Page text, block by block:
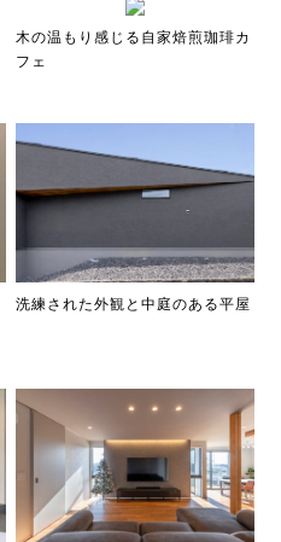
木の温もり感じる自家焙煎珈琲カ
フェ
洗練された外観と中庭のある平屋